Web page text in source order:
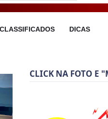
CLASSIFICADOS DICAS
CLICK NA FOTO E